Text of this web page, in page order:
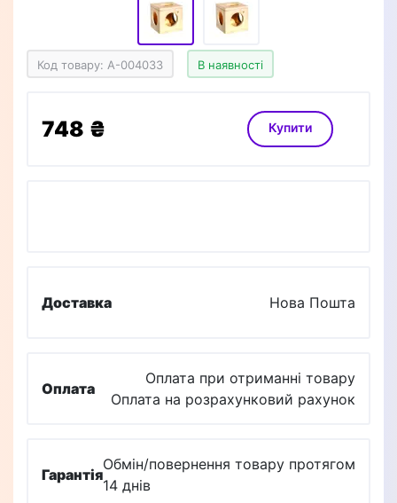
Код товару: A-004033 В наявності
748 ₴ Купити
Доставка Нова Пошта
Оплата
Оплата при отриманні товару
Оплата на розрахунковий рахунок
Гарантія
Обмін/повернення товару протягом
14 днів